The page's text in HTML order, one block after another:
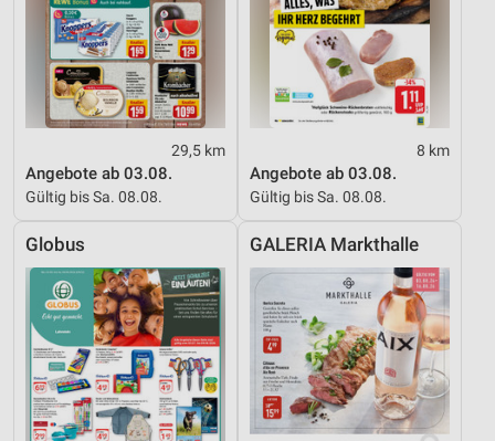
29,5 km
Angebote ab 03.08.
Gültig bis Sa. 08.08.
8 km
Angebote ab 03.08.
Gültig bis Sa. 08.08.
Globus GALERIA Markthalle